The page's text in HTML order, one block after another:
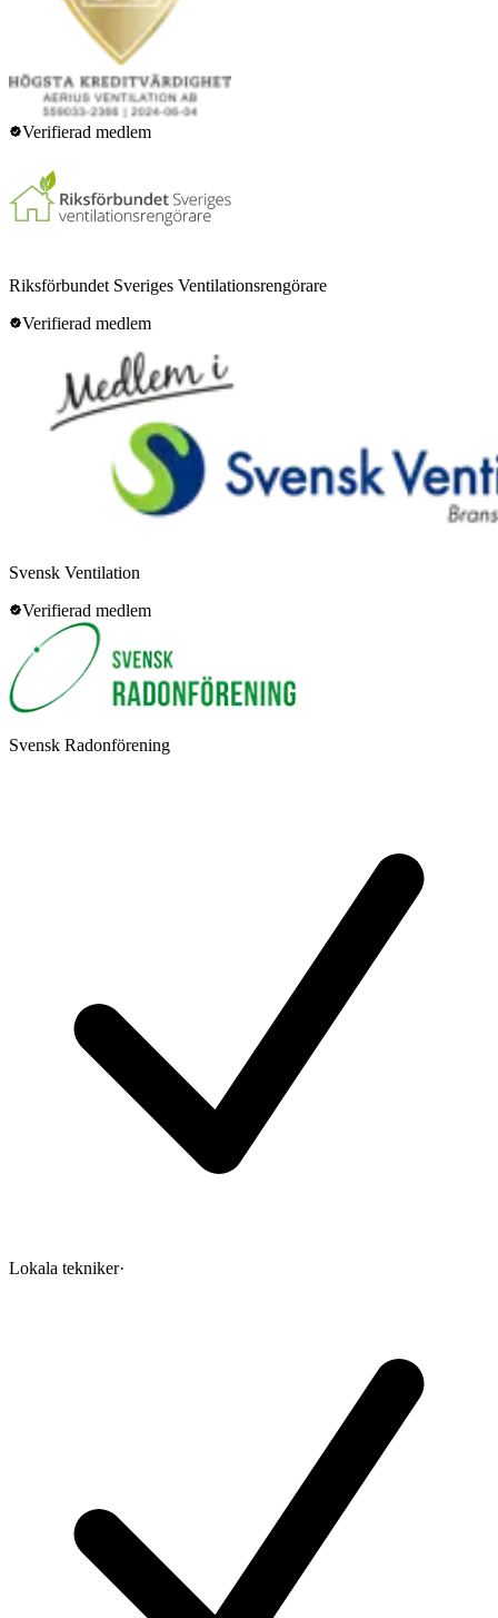
Verifierad medlem
Riksförbundet Sveriges Ventilationsrengörare
Verifierad medlem
Svensk Ventilation
Verifierad medlem
Svensk Radonförening
Lokala tekniker·